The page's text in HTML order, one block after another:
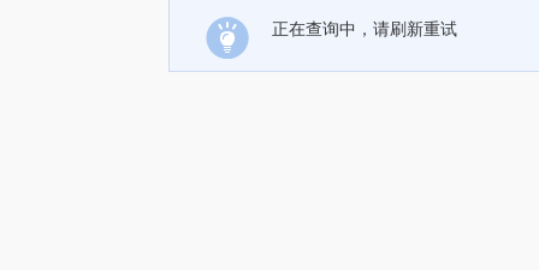
正在查询中，请刷新重试